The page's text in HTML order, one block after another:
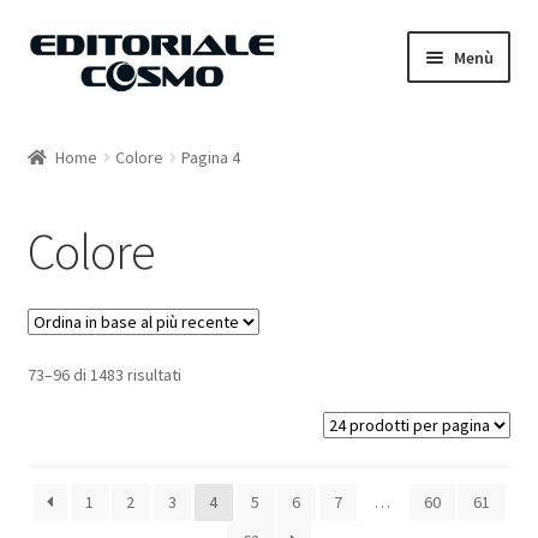
Vai
Vai
Menù
Carrello
Il mio account
Home Colore Pagina 4
Colore
73–96 di 1483 risultati
1 2 3 4 5 6 7 … 60
61